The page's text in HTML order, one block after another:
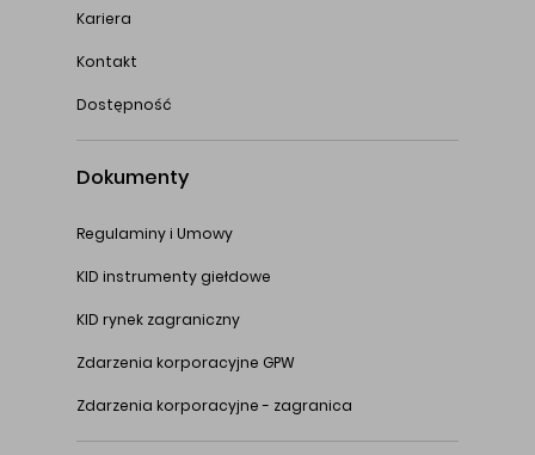
Kariera
Kontakt
Dostępność
Dokumenty
Regulaminy i Umowy
KID instrumenty giełdowe
KID rynek zagraniczny
Zdarzenia korporacyjne GPW
Zdarzenia korporacyjne - zagranica